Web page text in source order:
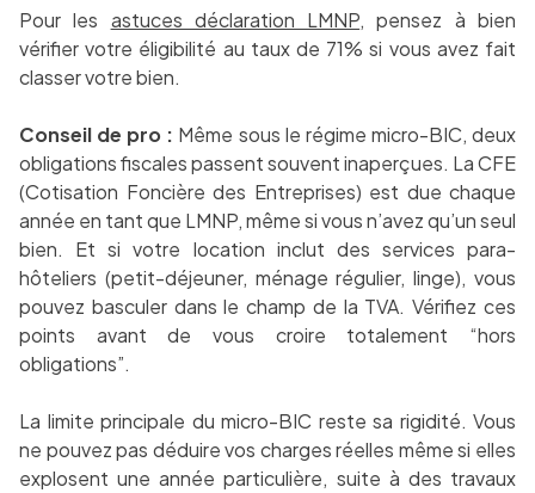
Pour les astuces déclaration LMNP, pensez à bien
vérifier votre éligibilité au taux de 71% si vous avez fait
classer votre bien.
Conseil de pro : Même sous le régime micro-BIC, deux
obligations fiscales passent souvent inaperçues. La CFE
(Cotisation Foncière des Entreprises) est due chaque
année en tant que LMNP, même si vous n’avez qu’un seul
bien. Et si votre location inclut des services para-
hôteliers (petit-déjeuner, ménage régulier, linge), vous
pouvez basculer dans le champ de la TVA. Vérifiez ces
points avant de vous croire totalement “hors
obligations”.
La limite principale du micro-BIC reste sa rigidité. Vous
ne pouvez pas déduire vos charges réelles même si elles
explosent une année particulière, suite à des travaux